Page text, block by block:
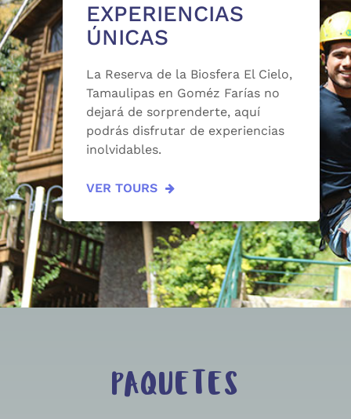
EXPERIENCIAS
ÚNICAS
La Reserva de la Biosfera El Cielo,
Tamaulipas en Goméz Farías no
dejará de sorprenderte, aquí
podrás disfrutar de experiencias
inolvidables.
VER TOURS
PAQUETES